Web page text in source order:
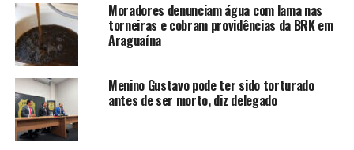
Moradores denunciam água com lama nas
torneiras e cobram providências da BRK em
Araguaína
Menino Gustavo pode ter sido torturado
antes de ser morto, diz delegado